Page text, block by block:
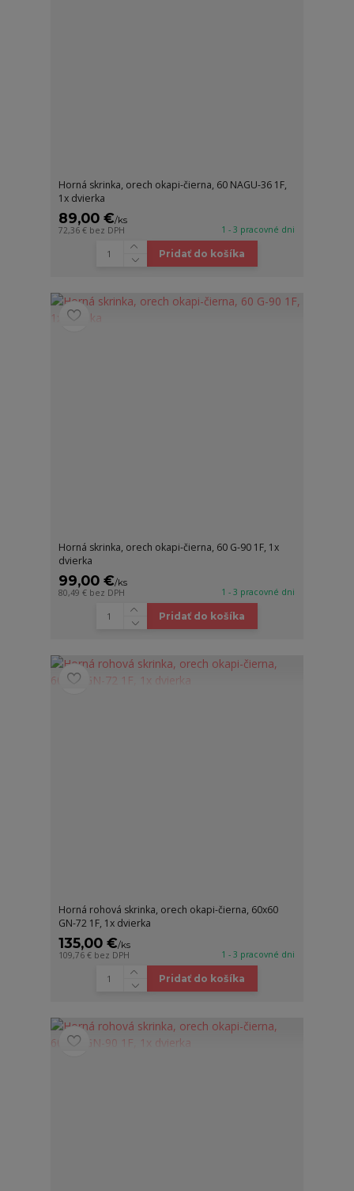
Horná skrinka, orech okapi-čierna, 60 NAGU-36 1F,
1x dvierka
89,00 €/ks
72,36 € bez DPH 1 - 3 pracovné dni
Pridať do košíka
Horná skrinka, orech okapi-čierna, 60 G-90 1F, 1x
dvierka
99,00 €/ks
80,49 € bez DPH 1 - 3 pracovné dni
Pridať do košíka
Horná rohová skrinka, orech okapi-čierna, 60x60
GN-72 1F, 1x dvierka
135,00 €/ks
109,76 € bez DPH 1 - 3 pracovné dni
Pridať do košíka